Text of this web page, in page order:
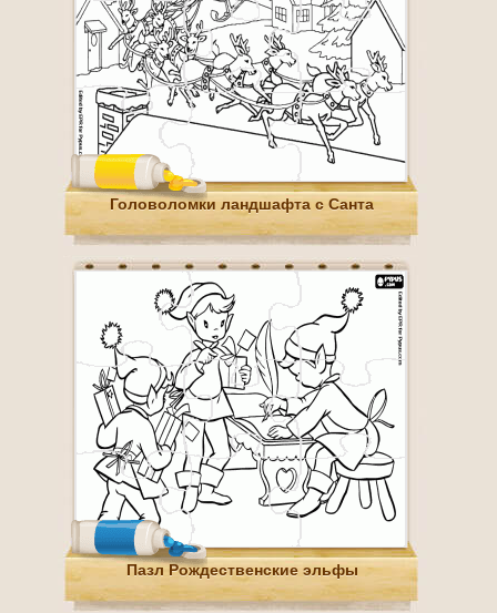
Головоломки ландшафта с Санта
Пазл Рождественские эльфы